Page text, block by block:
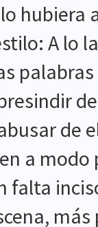
hubiera
A lo
de
a
falta